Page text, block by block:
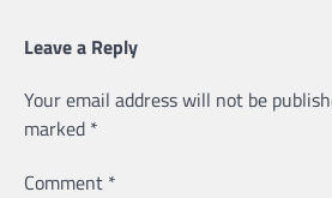
Leave a Reply
Your email address will not be
marked *
Comment *